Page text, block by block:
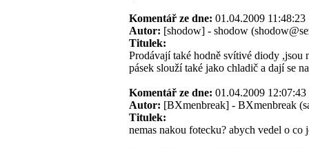
Komentář ze dne: 01.04.2009
Autor: [shodow] - shodow
Titulek:
Prodávají také hodně svítivé diody ,jsou
pásek slouží také jako chladič a dají se
Komentář ze dne: 01.04.2009
Autor: [BXmenbreak] - BXmenbreak
Titulek:
nemas nakou fotecku? abych vedel o co